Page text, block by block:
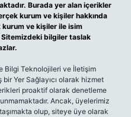
Burada yer alan içerikler
kurum ve kişiler hakkında
kurum ve kişiler ile isim
bilgiler taslak
Bilgi Teknolojileri ve İletişim
bir Yer Sağlayıcı olarak hizmet
proaktif olarak denetleme
Ancak, üyelerimiz
olup, siteye üye olarak